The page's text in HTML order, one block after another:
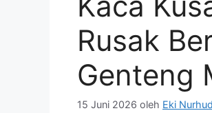
Rusak
Genteng
15 Juni 2026 oleh Eki